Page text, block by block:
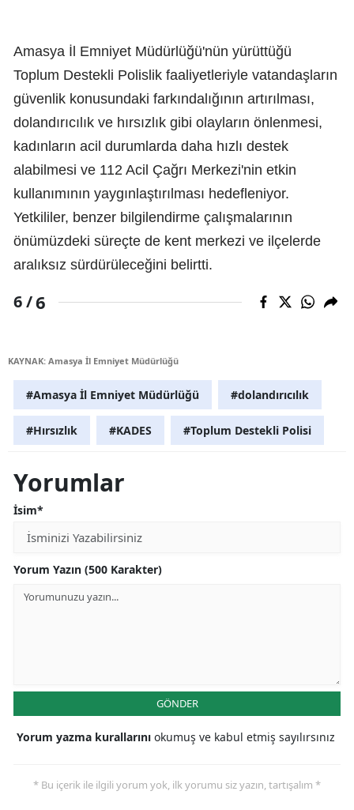
Amasya İl Emniyet Müdürlüğü'nün yürüttüğü
Toplum Destekli Polislik faaliyetleriyle vatandaşların
güvenlik konusundaki farkındalığının artırılması,
dolandırıcılık ve hırsızlık gibi olayların önlenmesi,
kadınların acil durumlarda daha hızlı destek
alabilmesi ve 112 Acil Çağrı Merkezi'nin etkin
kullanımının yaygınlaştırılması hedefleniyor.
Yetkililer, benzer bilgilendirme çalışmalarının
önümüzdeki süreçte de kent merkezi ve ilçelerde
aralıksız sürdürüleceğini belirtti.
6 /6
KAYNAK: Amasya İl Emniyet Müdürlüğü
#Amasya İl Emniyet Müdürlüğü #dolandırıcılık
#Hırsızlık #KADES #Toplum Destekli Polisi
Yorumlar
İsim*
Yorum Yazın (500 Karakter)
GÖNDER
Yorum yazma kurallarını okumuş ve kabul etmiş sayılırsınız
* Bu içerik ile ilgili yorum yok, ilk yorumu siz yazın, tartışalım *